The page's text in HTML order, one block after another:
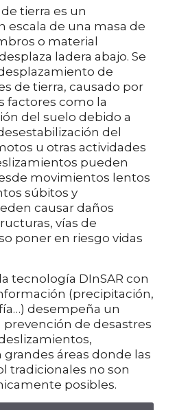
tierra es un
escala de una masa de
o material
ladera abajo. Se
de
de tierra, causado por
factores como la
del suelo debido a
del
u otras actividades
pueden
movimientos lentos
súbitos y
causar daños
vías de
poner en riesgo vidas
tecnología DInSAR con
(precipitación,
desempeña un
prevención de desastres
áreas donde las
tradicionales no son
posibles.